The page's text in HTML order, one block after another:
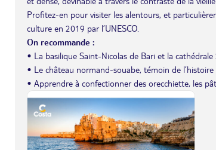
Profitez-en pour visiter les alentours, et
culture en 2019 par l’UNESCO.
On recommande :
• La basilique Saint-Nicolas de Bari et la
• Le château normand-souabe, témoin de l’histoire
• Apprendre à confectionner des orecchiette, les